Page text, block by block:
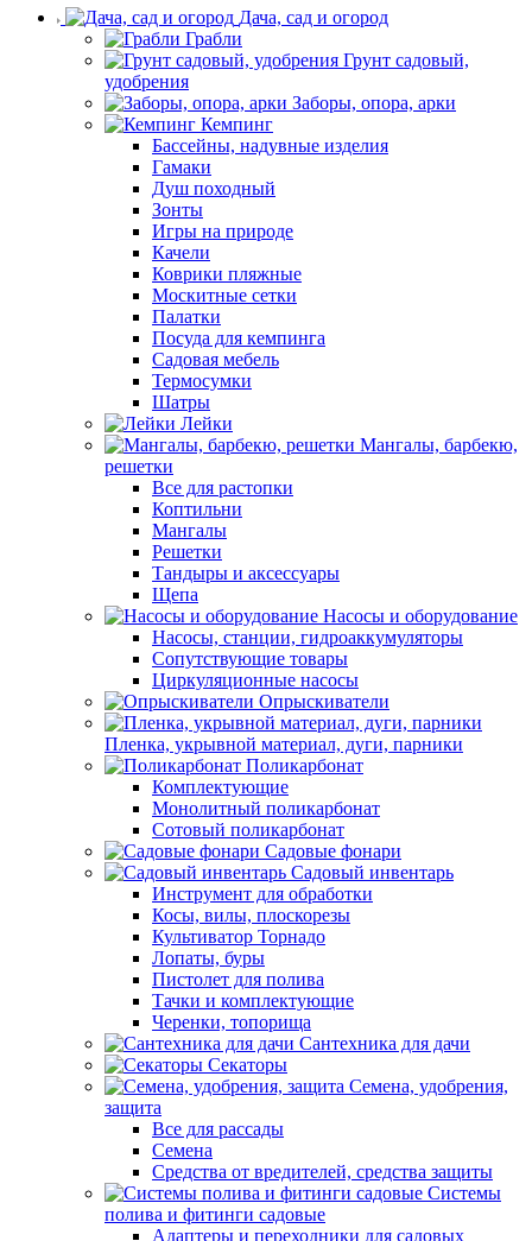
Дача, сад и огород
Грабли
Грунт садовый,
удобрения
Заборы, опора, арки
Кемпинг
Бассейны, надувные изделия
Гамаки
Душ походный
Зонты
Игры на природе
Качели
Коврики пляжные
Москитные сетки
Палатки
Посуда для кемпинга
Садовая мебель
Термосумки
Шатры
Лейки
Мангалы, барбекю,
решетки
Все для растопки
Коптильни
Мангалы
Решетки
Тандыры и аксессуары
Щепа
Насосы и оборудование
Насосы, станции, гидроаккумуляторы
Сопутствующие товары
Циркуляционные насосы
Опрыскиватели
Пленка, укрывной материал, дуги, парники
Поликарбонат
Комплектующие
Монолитный поликарбонат
Сотовый поликарбонат
Садовые фонари
Садовый инвентарь
Инструмент для обработки
Косы, вилы, плоскорезы
Культиватор Торнадо
Лопаты, буры
Пистолет для полива
Тачки и комплектующие
Черенки, топорища
Сантехника для дачи
Секаторы
Семена, удобрения,
защита
Все для рассады
Семена
Средства от вредителей, средства защиты
Системы
полива и фитинги садовые
Адаптеры и переходники для садовых